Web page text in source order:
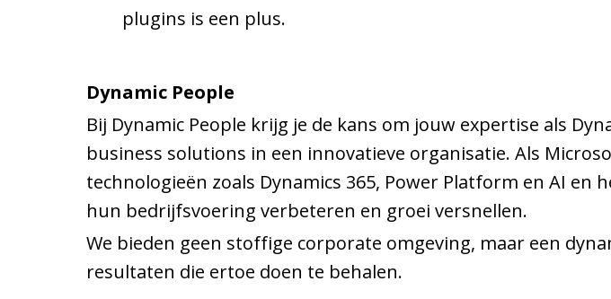
plugins is een plus.
Dynamic People
Bij Dynamic People krijg je de kans om jouw expertise als
business solutions in een innovatieve organisatie. Als
technologieën zoals Dynamics 365, Power Platform en AI
hun bedrijfsvoering verbeteren en groei versnellen.
We bieden geen stoffige corporate omgeving, maar een
resultaten die ertoe doen te behalen.